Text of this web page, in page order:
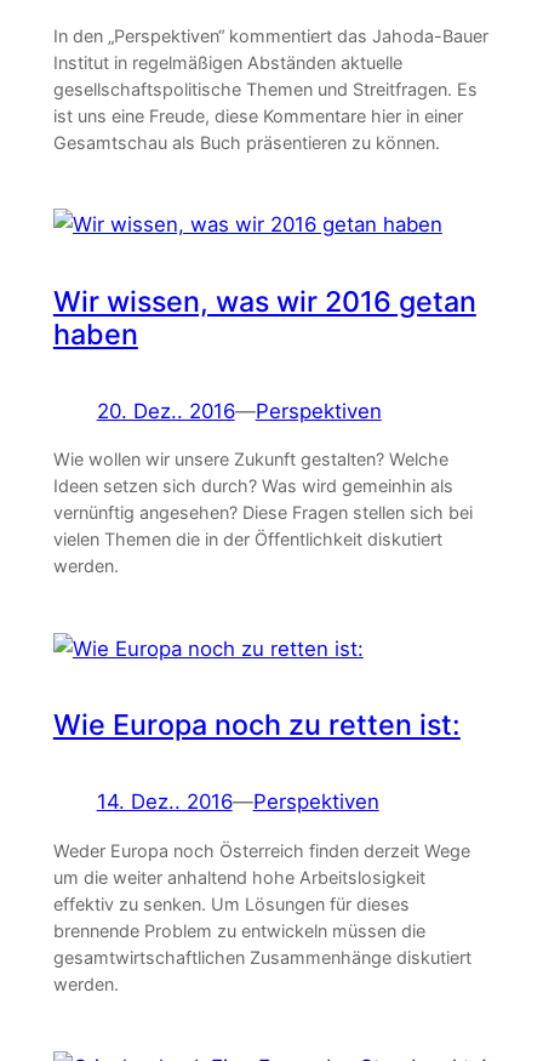
In den „Perspektiven“ kommentiert das Jahoda-Bauer
Institut in regelmäßigen Abständen aktuelle
gesellschaftspolitische Themen und Streitfragen. Es
ist uns eine Freude, diese Kommentare hier in einer
Gesamtschau als Buch präsentieren zu können.
Wir wissen, was wir 2016 getan
haben
20. Dez.. 2016—Perspektiven
Wie wollen wir unsere Zukunft gestalten? Welche
Ideen setzen sich durch? Was wird gemeinhin als
vernünftig angesehen? Diese Fragen stellen sich bei
vielen Themen die in der Öffentlichkeit diskutiert
werden.
Wie Europa noch zu retten ist:
14. Dez.. 2016—Perspektiven
Weder Europa noch Österreich finden derzeit Wege
um die weiter anhaltend hohe Arbeitslosigkeit
effektiv zu senken. Um Lösungen für dieses
brennende Problem zu entwickeln müssen die
gesamtwirtschaftlichen Zusammenhänge diskutiert
werden.